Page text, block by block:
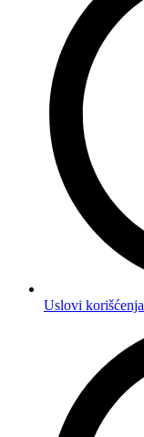
Uslovi korišćenja